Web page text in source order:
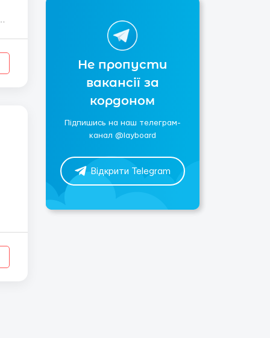
Не пропусти
вакансії за
кордоном
Підпишись на наш телеграм-
канал @layboard
Відкрити Telegram